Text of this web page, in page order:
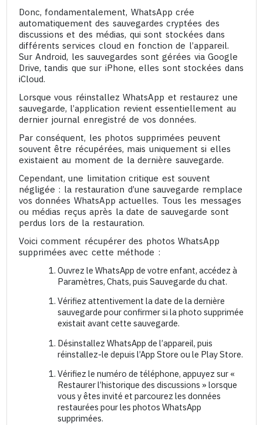
Donc, fondamentalement, WhatsApp crée
automatiquement des sauvegardes cryptées des
discussions et des médias, qui sont stockées dans
différents services cloud en fonction de l’appareil.
Sur Android, les sauvegardes sont gérées via Google
Drive, tandis que sur iPhone, elles sont stockées dans
iCloud.
Lorsque vous réinstallez WhatsApp et restaurez une
sauvegarde, l’application revient essentiellement au
dernier journal enregistré de vos données.
Par conséquent, les photos supprimées peuvent
souvent être récupérées, mais uniquement si elles
existaient au moment de la dernière sauvegarde.
Cependant, une limitation critique est souvent
négligée : la restauration d’une sauvegarde remplace
vos données WhatsApp actuelles. Tous les messages
ou médias reçus après la date de sauvegarde sont
perdus lors de la restauration.
Voici comment récupérer des photos WhatsApp
supprimées avec cette méthode :
Ouvrez le WhatsApp de votre enfant, accédez à
Paramètres, Chats, puis Sauvegarde du chat.
Vérifiez attentivement la date de la dernière
sauvegarde pour confirmer si la photo supprimée
existait avant cette sauvegarde.
Désinstallez WhatsApp de l’appareil, puis
réinstallez-le depuis l’App Store ou le Play Store.
Vérifiez le numéro de téléphone, appuyez sur «
Restaurer l’historique des discussions » lorsque
vous y êtes invité et parcourez les données
restaurées pour les photos WhatsApp
supprimées.